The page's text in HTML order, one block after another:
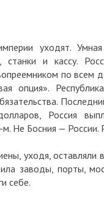
уходят. Умная
станки и кассу.
по всем
опция».
Россия
м. Не Босния — России.
уходя,
заводы, порты,
себе.